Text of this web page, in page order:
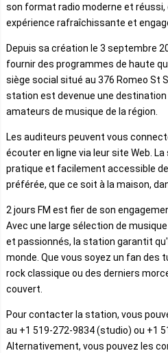
son format radio moderne et
expérience rafraîchissante et
Depuis sa création le 3 septembre
fournir des programmes de haute
siège social situé au 376 Romeo St
station est devenue une
amateurs de musique de la région.
Les auditeurs peuvent vous
écouter en ligne via leur site Web.
pratique et facilement accessible
préférée, que ce soit à la maison,
2 jours FM est fier de son
Avec une large sélection de
et passionnés, la station garantit
monde. Que vous soyez un fan des
rock classique ou des derniers
couvert.
Pour contacter la station, vous
au +1 519-272-9834 (studio) ou +1
Alternativement, vous pouvez les